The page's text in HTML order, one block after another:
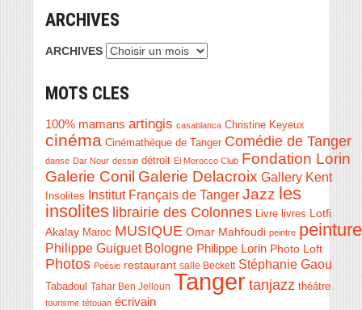
ARCHIVES
ARCHIVES
MOTS CLES
100% mamans artingis casablanca Christine Keyeux
cinéma Cinémathèque de Tanger Comédie de Tanger
danse Dar Nour dessin détroit El Morocco Club Fondation Lorin
Galerie Conil Galerie Delacroix Gallery Kent
Insolites Institut Français de Tanger Jazz les
insolites librairie des Colonnes Livre livres Lotfi
Akalay Maroc MUSIQUE Omar Mahfoudi peintre peinture
Philippe Guiguet Bologne Philippe Lorin Photo Loft
Photos Poésie restaurant salle Beckett Stéphanie Gaou
Tabadoul Tahar Ben Jelloun Tanger tanjazz théâtre
tourisme tétouan écrivain